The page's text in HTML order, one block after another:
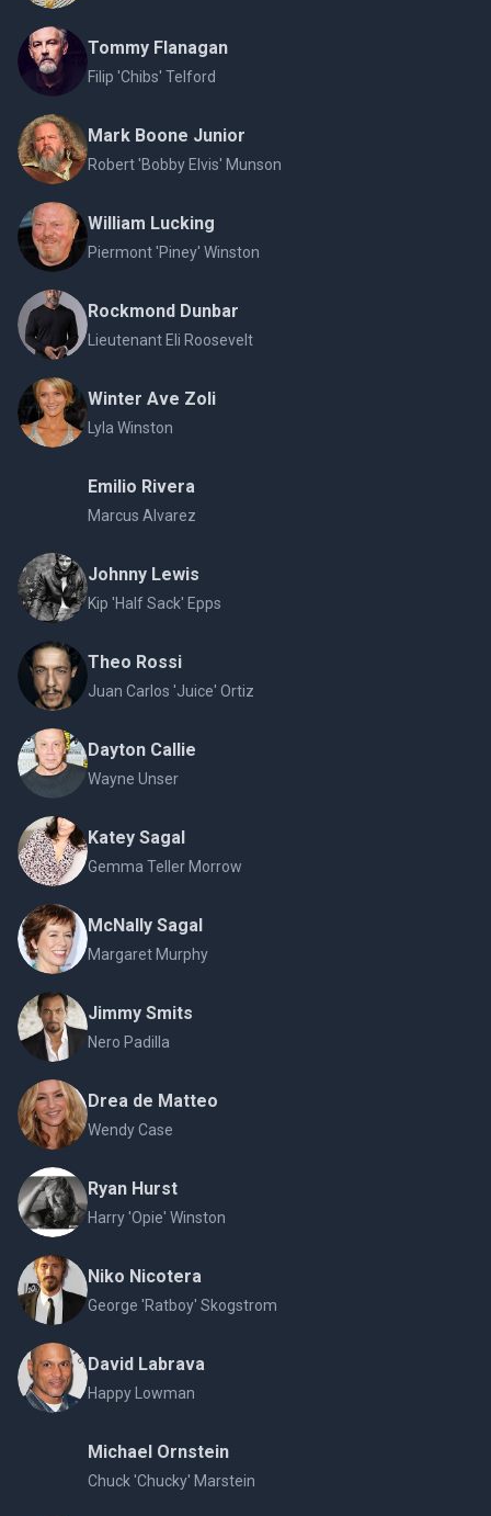
Tommy Flanagan
Filip 'Chibs' Telford
Mark Boone Junior
Robert 'Bobby Elvis' Munson
William Lucking
Piermont 'Piney' Winston
Rockmond Dunbar
Lieutenant Eli Roosevelt
Winter Ave Zoli
Lyla Winston
Emilio Rivera
Marcus Alvarez
Johnny Lewis
Kip 'Half Sack' Epps
Theo Rossi
Juan Carlos 'Juice' Ortiz
Dayton Callie
Wayne Unser
Katey Sagal
Gemma Teller Morrow
McNally Sagal
Margaret Murphy
Jimmy Smits
Nero Padilla
Drea de Matteo
Wendy Case
Ryan Hurst
Harry 'Opie' Winston
Niko Nicotera
George 'Ratboy' Skogstrom
David Labrava
Happy Lowman
Michael Ornstein
Chuck 'Chucky' Marstein